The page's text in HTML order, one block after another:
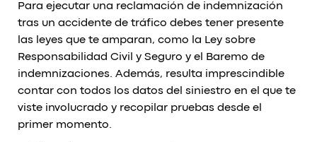
Para ejecutar una reclamación de indemnización
tras un accidente de tráfico debes tener presente
las leyes que te amparan, como la Ley sobre
Responsabilidad Civil y Seguro y el Baremo de
indemnizaciones. Además, resulta imprescindible
contar con todos los datos del siniestro en el que te
viste involucrado y recopilar pruebas desde el
primer momento.